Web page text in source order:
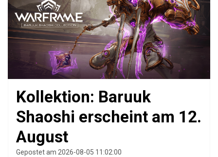
Kollektion: Baruuk
Shaoshi erscheint am 12.
August
Gepostet am 2026-08-05 11:02:00